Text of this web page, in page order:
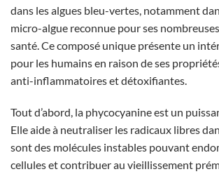
dans les algues bleu-vertes, notamment
micro-algue reconnue pour ses
santé. Ce composé unique présente un
pour les humains en raison de ses
anti-inflammatoires et détoxifiantes.
Tout d’abord, la phycocyanine est un
Elle aide à neutraliser les radicaux libres
sont des molécules instables pouvant
cellules et contribuer au vieillissement